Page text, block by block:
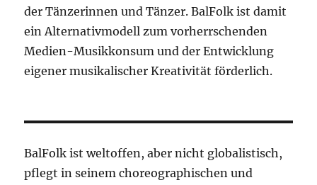
der Tänzerinnen und Tänzer. BalFolk ist damit
ein Alternativmodell zum vorherrschenden
Medien-Musikkonsum und der Entwicklung
eigener musikalischer Kreativität förderlich.
BalFolk ist weltoffen, aber nicht globalistisch,
pflegt in seinem choreographischen und